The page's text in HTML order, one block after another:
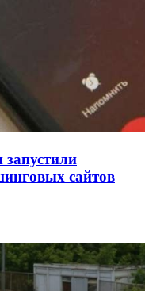
долларов
сайтов